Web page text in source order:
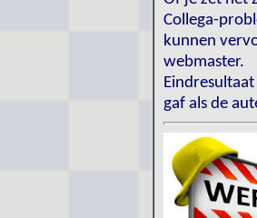
Collega-
kunnen
webmaster.
gaf als de